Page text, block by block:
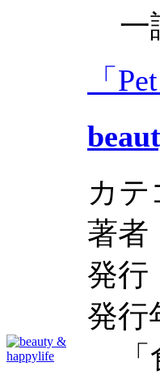
一
「
カテ
著者
発行
発行